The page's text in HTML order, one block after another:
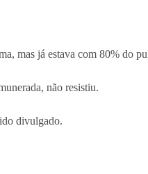
mas já estava com 80% do
não resistiu.
divulgado.